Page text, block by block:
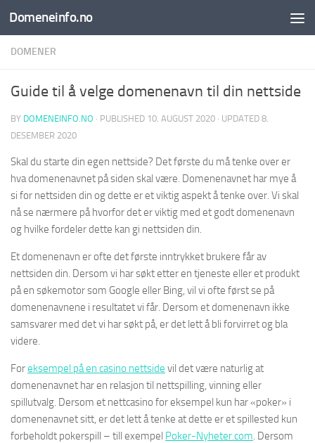
Skip to content
Domeneinfo.no
DOMENER
Guide til å velge domenenavn til din nettside
BY DOMENEINFO.NO · PUBLISHED 10. AUGUST 2020 · UPDATED 8.
DESEMBER 2020
Skal du starte din egen nettside? Det første du må tenke over er
hva domenenavnet på siden skal være. Domenenavnet har mye å
si for nettsiden din og dette er et viktig aspekt å tenke over. Vi skal
nå se nærmere på hvorfor det er viktig med et godt domenenavn
og hvilke fordeler dette kan gi nettsiden din.
Et domenenavn er ofte det første inntrykket brukere får av
nettsiden din. Dersom vi har søkt etter en tjeneste eller et produkt
på en søkemotor som Google eller Bing, vil vi ofte først se på
domenenavnene i resultatet vi får. Dersom et domenenavn ikke
samsvarer med det vi har søkt på, er det lett å bli forvirret og bla
videre.
Foreksempel på en casino nettside vil det være naturlig at
domenenavnet har en relasjon til nettspilling, vinning eller
spillutvalg. Dersom et nettcasino for eksempel kun har «poker» i
domenenavnet sitt, er det lett å tenke at dette er et spillested kun
forbeholdt pokerspill – till exempel Poker-Nyheter.com. Dersom